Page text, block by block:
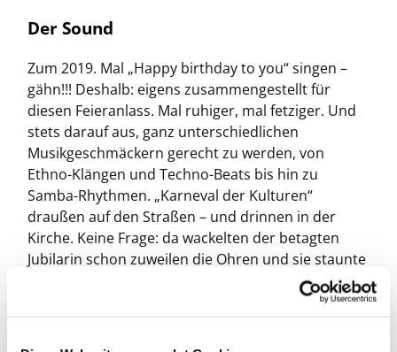
Der Sound
Zum 2019. Mal „Happy birthday to you“ singen –
gähn!!! Deshalb: eigens zusammengestellt für
diesen Feieranlass. Mal ruhiger, mal fetziger. Und
stets darauf aus, ganz unterschiedlichen
Musikgeschmäckern gerecht zu werden, von
Ethno-Klängen und Techno-Beats bis hin zu
Samba-Rhythmen. „Karneval der Kulturen“
draußen auf den Straßen – und drinnen in der
Kirche. Keine Frage: da wackelten der betagten
Jubilarin schon zuweilen die Ohren und sie staunte
nicht schlecht, denn dass in einer Kirche mal
akustisch die Fetzen fliegen, kommt wohl nicht
allzu häufig vor. Der Duft: bei Douglas den